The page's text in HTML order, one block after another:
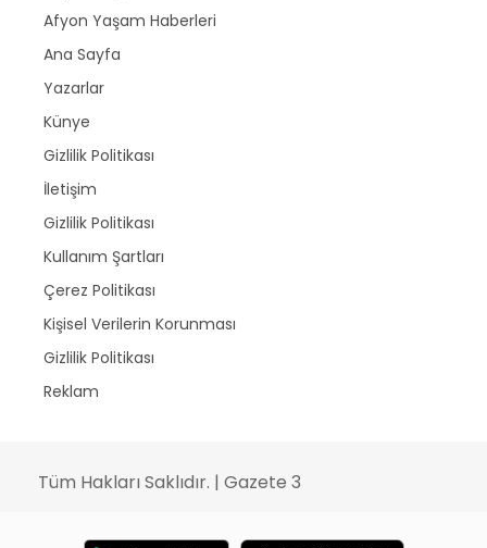
Afyon Yaşam Haberleri
Ana Sayfa
Yazarlar
Künye
Gizlilik Politikası
İletişim
Gizlilik Politikası
Kullanım Şartları
Çerez Politikası
Kişisel Verilerin Korunması
Gizlilik Politikası
Reklam
Tüm Hakları Saklıdır. | Gazete 3